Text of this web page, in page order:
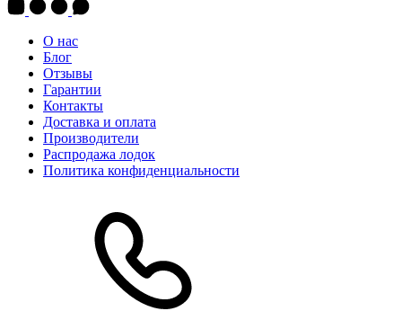
О нас
Блог
Отзывы
Гарантии
Контакты
Доставка и оплата
Производители
Распродажа лодок
Политика конфиденциальности